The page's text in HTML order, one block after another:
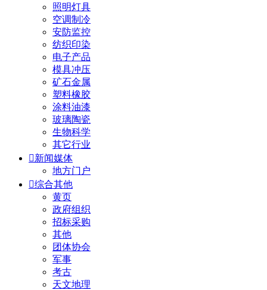
照明灯具
空调制冷
安防监控
纺织印染
电子产品
模具冲压
矿石金属
塑料橡胶
涂料油漆
玻璃陶瓷
生物科学
其它行业
新闻媒体
地方门户
综合其他
黄页
政府组织
招标采购
其他
团体协会
军事
考古
天文地理